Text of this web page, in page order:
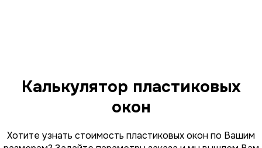
Калькулятор пластиковых
окон
Хотите узнать стоимость пластиковых окон по Вашим